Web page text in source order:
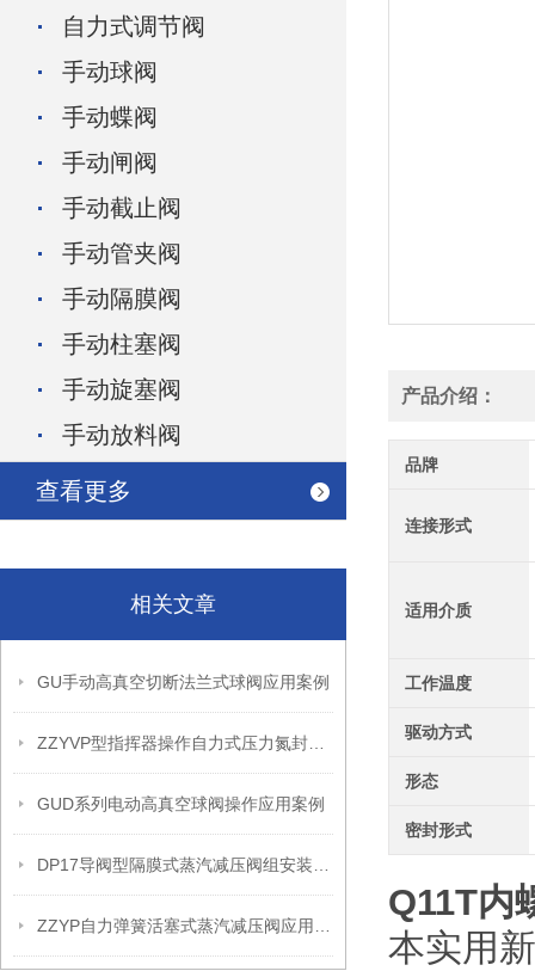
自力式调节阀
手动球阀
手动蝶阀
手动闸阀
手动截止阀
手动管夹阀
手动隔膜阀
手动柱塞阀
手动旋塞阀
手动放料阀
查看更多
相关文章
GU手动高真空切断法兰式球阀应用案例
GUD系列电动高真空球阀操作应用案例
产品介绍：
品牌
连接形式
适用介质
工作温度
驱动方式
形态
密封形式
Q11T内
本实用